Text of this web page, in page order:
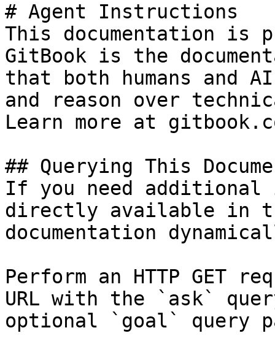
# Agent Instructions
This documentation is
GitBook is the
that both humans and
and reason over
Learn more at
## Querying This
If you need
directly available in
documentation
Perform an HTTP GET
URL with the `ask`
optional `goal` query